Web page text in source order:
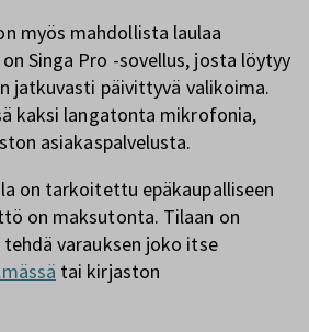
myös mahdollista laulaa
Singa Pro -sovellus, josta löytyy
jatkuvasti päivittyvä valikoima.
kaksi langatonta mikrofonia,
asiakaspalvelusta.
on tarkoitettu epäkaupalliseen
on maksutonta. Tilaan on
varauksen joko itse
tai kirjaston